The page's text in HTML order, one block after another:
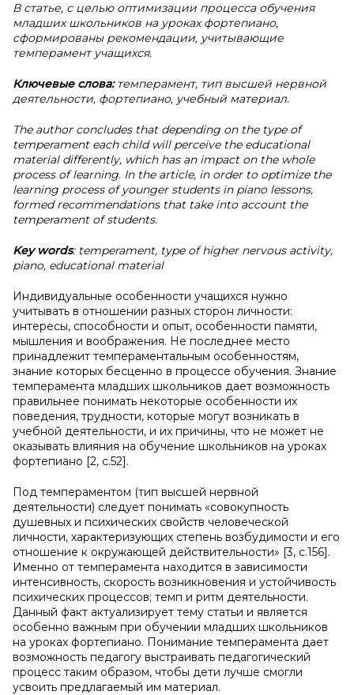
В статье, с целью оптимизации процесса обучения
младших школьников на уроках фортепиано,
сформированы рекомендации, учитывающие
темперамент учащихся.
Ключевые слова:темперамент, тип высшей нервной
деятельности, фортепиано, учебный материал.
The author concludes that depending on the type of
temperament each child will perceive the educational
material differently, which has an impact on the whole
process of learning. In the article, in order to optimize the
learning process of younger students in piano lessons,
formed recommendations that take into account the
temperament of students.
Key words: temperament, type of higher nervous activity,
piano, educational material
Индивидуальные особенности учащихся нужно
учитывать в отношении разных сторон личности:
интересы, способности и опыт, особенности памяти,
мышления и воображения. Не последнее место
принадлежит темпераментальным особенностям,
знание которых бесценно в процессе обучения. Знание
темперамента младших школьников дает возможность
правильнее понимать некоторые особенности их
поведения, трудности, которые могут возникать в
учебной деятельности, и их причины, что не может не
оказывать влияния на обучение школьников на уроках
фортепиано [2, с.52].
Под темпераментом (тип высшей нервной
деятельности) следует понимать «совокупность
душевных и психических свойств человеческой
личности, характеризующих степень возбудимости и его
отношение к окружающей действительности» [3, с.156].
Именно от темперамента находится в зависимости
интенсивность, скорость возникновения и устойчивость
психических процессов; темп и ритм деятельности.
Данный факт актуализирует тему статьи и является
особенно важным при обучении младших школьников
на уроках фортепиано. Понимание темперамента дает
возможность педагогу выстраивать педагогический
процесс таким образом, чтобы дети лучше смогли
усвоить предлагаемый им материал.